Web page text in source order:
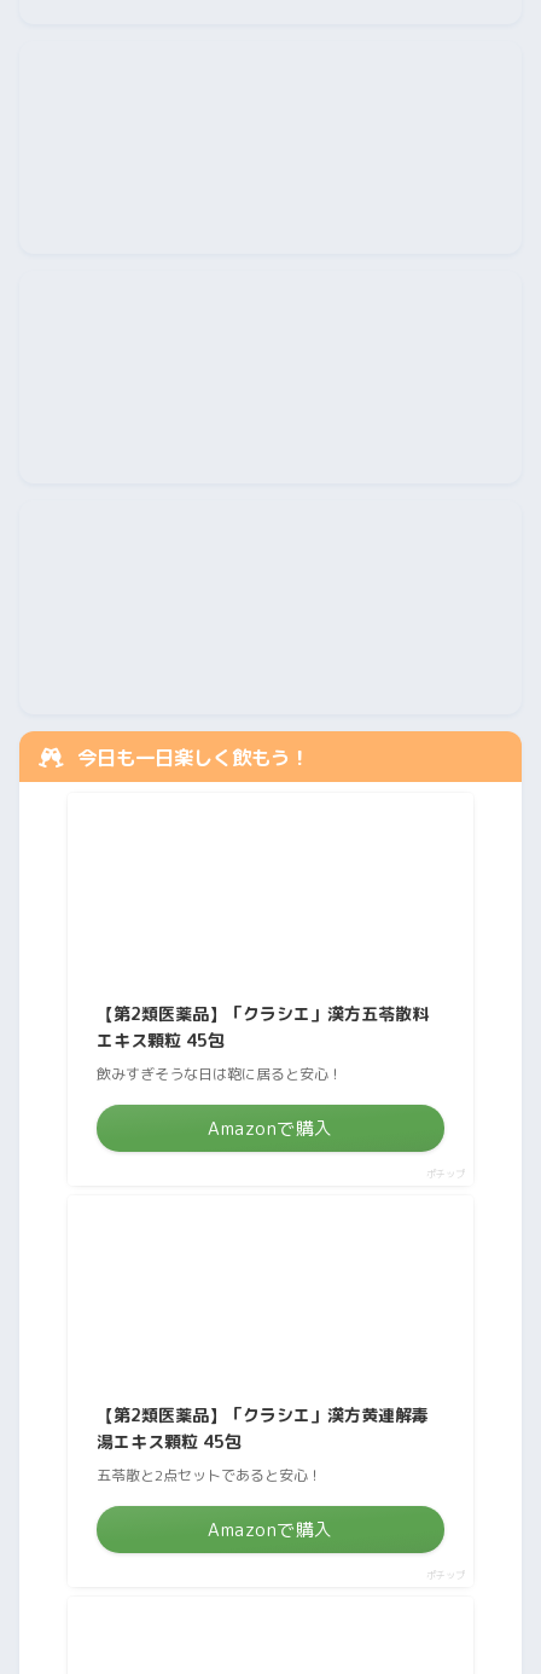
今日も一日楽しく飲もう！
【第2類医薬品】「クラシエ」漢方五苓散料
エキス顆粒 45包
飲みすぎそうな日は鞄に居ると安心！
Amazonで購入
ポチップ
【第2類医薬品】「クラシエ」漢方黄連解毒
湯エキス顆粒 45包
五苓散と2点セットであると安心！
Amazonで購入
ポチップ